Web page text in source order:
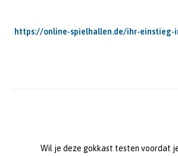
https://online-spielhallen.de/ihr-einstieg-
Wil je deze gokkast testen voordat